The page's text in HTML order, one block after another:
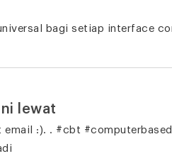
bagi setiap interface
lewat
email :). . #cbt